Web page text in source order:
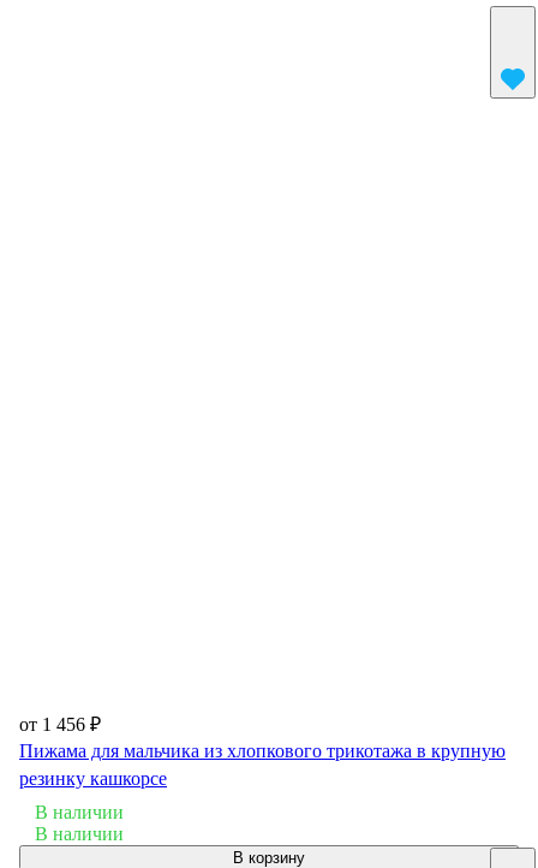
от 1 456 ₽
Пижама для мальчика из хлопкового трикотажа в крупную
резинку кашкорсе
В наличии
В наличии
В корзину